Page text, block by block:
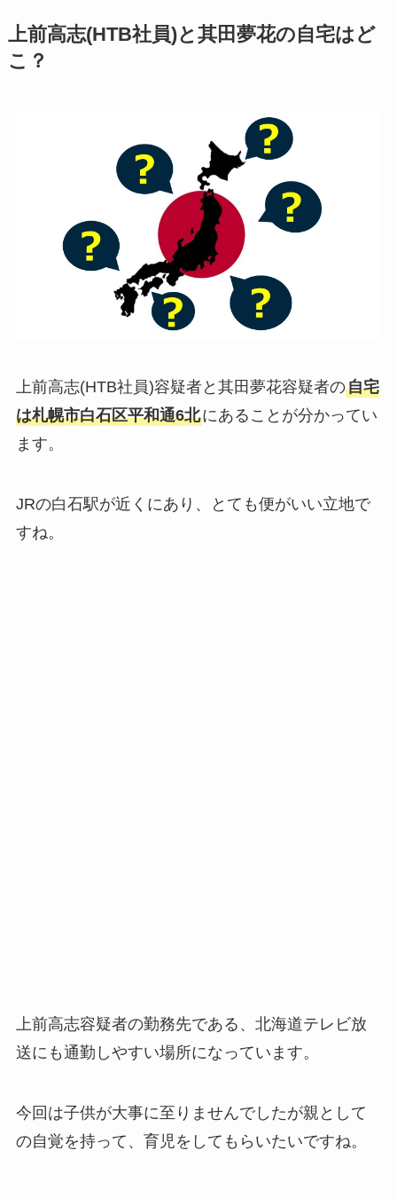
上前高志(HTB社員)と其田夢花の自宅はど
こ？
上前高志(HTB社員)容疑者と其田夢花容疑者の自宅
は札幌市白石区平和通6北にあることが分かってい
ます。
JRの白石駅が近くにあり、とても便がいい立地で
すね。
上前高志容疑者の勤務先である、北海道テレビ放
送にも通勤しやすい場所になっています。
今回は子供が大事に至りませんでしたが親として
の自覚を持って、育児をしてもらいたいですね。